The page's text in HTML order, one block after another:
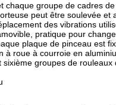
groupe de cadres
peut être soulevée
des vibrations
pratique pour
plaque de pinceau est
roue à courroie en
groupes de